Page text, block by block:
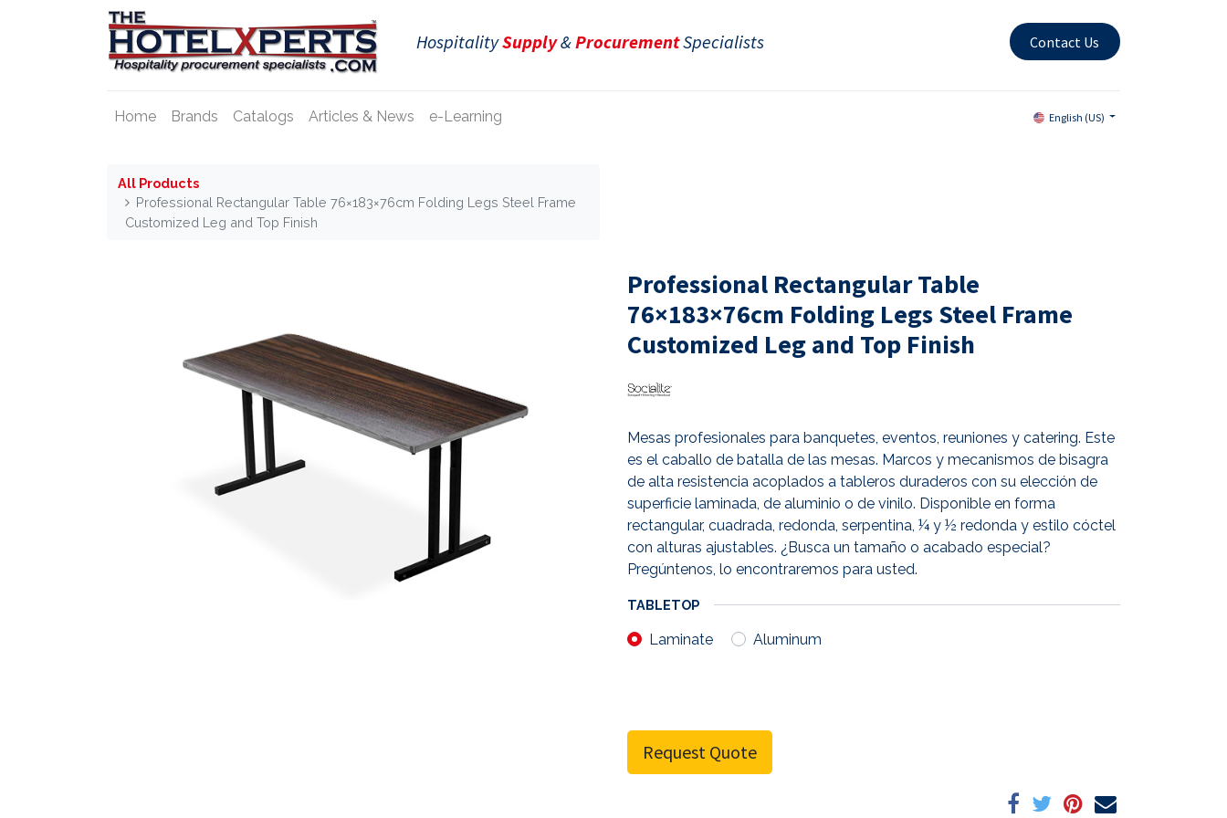
HospitalitySupply&ProcurementSpecialists Contact Us
Home Brands Catalogs Articles & News e-Learning English (US)
All Products
Professional Rectangular Table 76×183×76cm Folding Legs Steel Frame
Customized Leg and Top Finish
Professional Rectangular Table
76×183×76cm Folding Legs Steel Frame
Customized Leg and Top Finish
Mesas profesionales para banquetes, eventos, reuniones y catering. Este
es el caballo de batalla de las mesas. Marcos y mecanismos de bisagra
de alta resistencia acoplados a tableros duraderos con su elección de
superficie laminada, de aluminio o de vinilo. Disponible en forma
rectangular, cuadrada, redonda, serpentina, ¼ y ½ redonda y estilo cóctel
con alturas ajustables. ¿Busca un tamaño o acabado especial?
Pregúntenos, lo encontraremos para usted.
TABLETOP
Laminate Aluminum
Request Quote